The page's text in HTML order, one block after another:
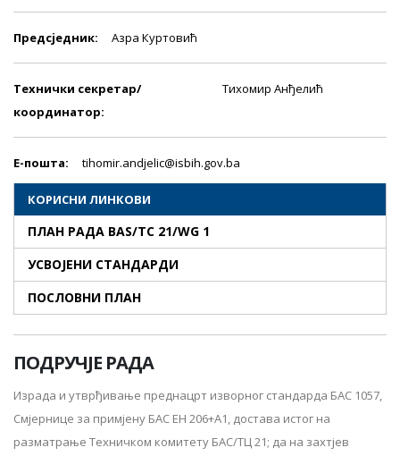
Предсjедник: Азра Куртовић
Технички секретар/
координатор:
Тихомир Анђелић
E-пошта: tihomir.andjelic@isbih.gov.ba
КОРИСНИ ЛИНКОВИ
ПЛАН РАДА BAS/TC 21/WG 1
УСВОЈЕНИ СТАНДАРДИ
ПОСЛОВНИ ПЛАН
ПОДРУЧЈЕ РАДА
Израда и утврђивање преднацрт изворног стандарда БАС 1057,
Смјернице за примјену БАС ЕН 206+А1, достава истог на
разматрање Техничком комитету БАС/ТЦ 21; да на захтјев